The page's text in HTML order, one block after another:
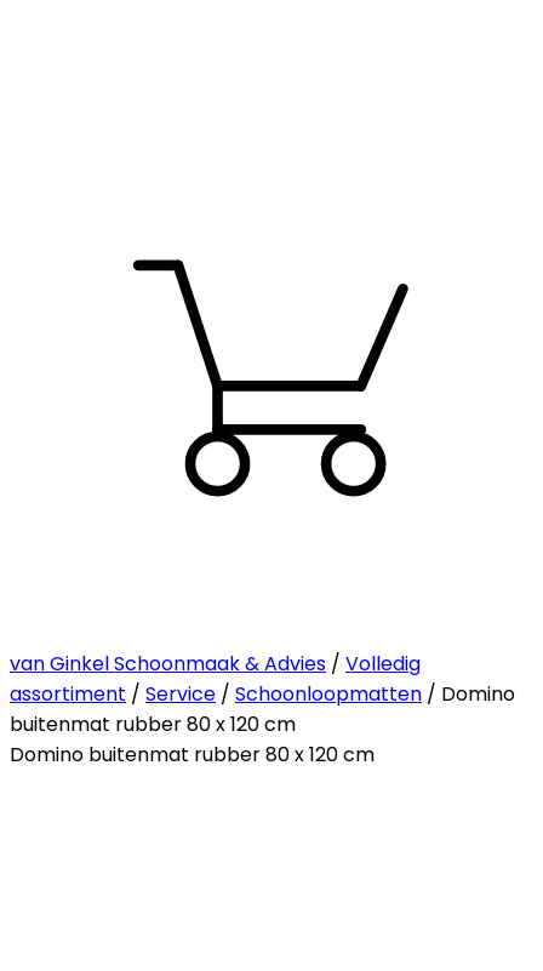
van Ginkel Schoonmaak & Advies / Volledig
assortiment / Service / Schoonloopmatten / Domino
buitenmat rubber 80 x 120 cm
Domino buitenmat rubber 80 x 120 cm